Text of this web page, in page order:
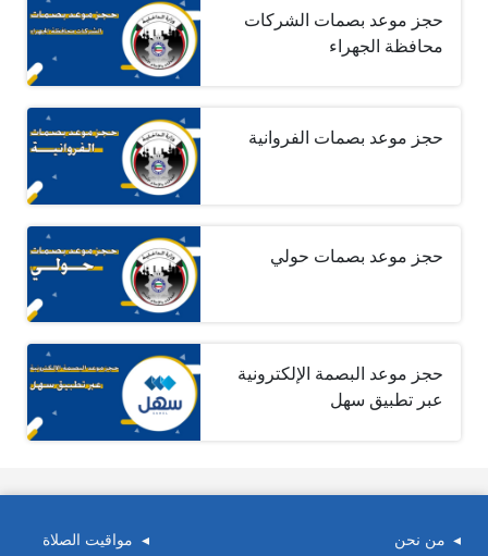
حجز موعد بصمات الشركات
محافظة الجهراء
حجز موعد بصمات الفروانية
حجز موعد بصمات حولي
حجز موعد البصمة الإلكترونية
عبر تطبيق سهل
من نحن مواقيت الصلاة